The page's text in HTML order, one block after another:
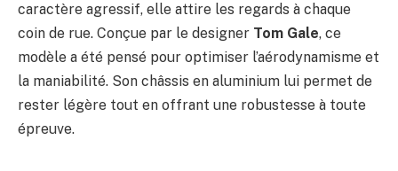
caractère agressif, elle attire les regards à chaque
coin de rue. Conçue par le designer Tom Gale, ce
modèle a été pensé pour optimiser l’aérodynamisme et
la maniabilité. Son châssis en aluminium lui permet de
rester légère tout en offrant une robustesse à toute
épreuve.